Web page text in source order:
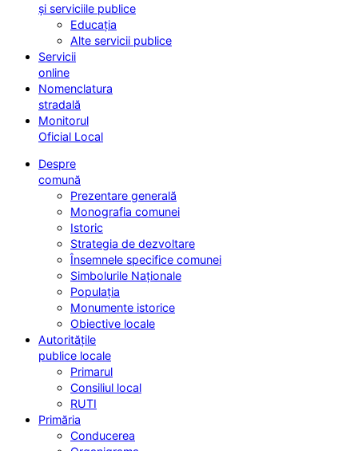
și serviciile publice
Educația
Alte servicii publice
Servicii
online
Nomenclatura
stradală
Monitorul
Oficial Local
Despre
comună
Prezentare generală
Monografia comunei
Istoric
Strategia de dezvoltare
Însemnele specifice comunei
Simbolurile Naționale
Populația
Monumente istorice
Obiective locale
Autoritățile
publice locale
Primarul
Consiliul local
RUTI
Primăria
Conducerea